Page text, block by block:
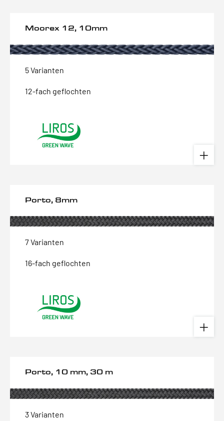
Moorex 12, 10mm
5 Varianten
12-fach geflochten
Porto, 8mm
7 Varianten
16-fach geflochten
Porto, 10 mm, 30 m
3 Varianten